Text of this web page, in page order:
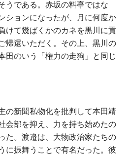
うである。赤坂の料亭ではな
ションになったが、月に何度か
けて幾ばくかのカネを黒川に貢
帰還いただく。その上、黒川の
田のいう「権力の走狗」と同じ
の新聞私物化を批判して本田靖
会部を抑え、力を持ち始めたの
た。渡邉は、大物政治家たちの
に振舞うことで有名だった。彼